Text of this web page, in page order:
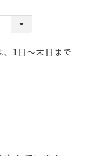
1日～末日まで